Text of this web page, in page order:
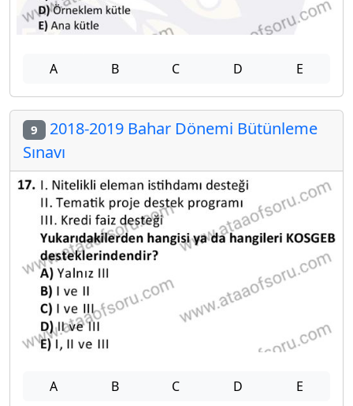
A B C D E
9 2018-2019 Bahar Dönemi Bütünleme
Sınavı
A B C D E